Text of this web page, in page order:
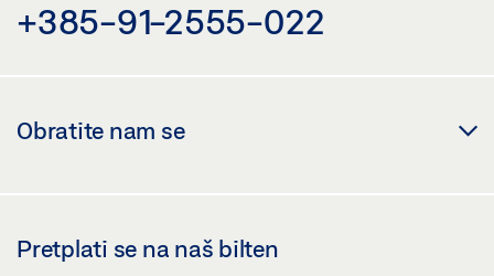
+385-91-2555-022
Obratite nam se
Pretplati se na naš bilten